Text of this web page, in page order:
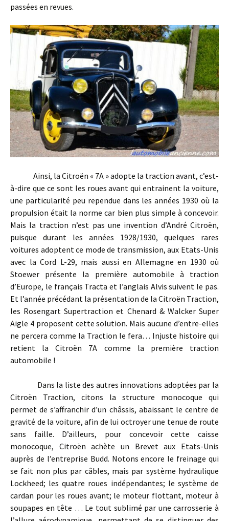
passées en revues.
Ainsi, la Citroën « 7A » adopte la traction avant, c’est-
à-dire que ce sont les roues avant qui entrainent la voiture,
une particularité peu rependue dans les années 1930 où la
propulsion était la norme car bien plus simple à concevoir.
Mais la traction n’est pas une invention d’André Citroën,
puisque durant les années 1928/1930, quelques rares
voitures adoptent ce mode de transmission, aux Etats-Unis
avec la Cord L-29, mais aussi en Allemagne en 1930 où
Stoewer présente la première automobile à traction
d’Europe, le français Tracta et l’anglais Alvis suivent le pas.
Et l’année précédant la présentation de la Citroën Traction,
les Rosengart Supertraction et Chenard & Walcker Super
Aigle 4 proposent cette solution. Mais aucune d’entre-elles
ne percera comme la Traction le fera… Injuste histoire qui
retient la Citroën 7A comme la première traction
automobile !
Dans la liste des autres innovations adoptées par la
Citroën Traction, citons la structure monocoque qui
permet de s’affranchir d’un châssis, abaissant le centre de
gravité de la voiture, afin de lui octroyer une tenue de route
sans faille. D’ailleurs, pour concevoir cette caisse
monocoque, Citroën achète un Brevet aux Etats-Unis
auprès de l’entreprise Budd. Notons encore le freinage qui
se fait non plus par câbles, mais par système hydraulique
Lockheed; les quatre roues indépendantes; le système de
cardan pour les roues avant; le moteur flottant, moteur à
soupapes en tête … Le tout sublimé par une carrosserie à